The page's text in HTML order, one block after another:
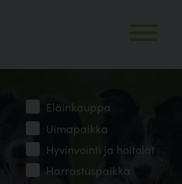
Eläinkauppa
Uimapaikka
Hyvinvointi ja hoitolat
Harrastuspaikka